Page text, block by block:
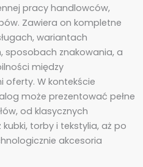
pracy handlowców,
Zawiera on kompletne
wariantach
sposobach znakowania, a
między
oferty. W kontekście
może prezentować pełne
od klasycznych
torby i tekstylia, aż po
akcesoria